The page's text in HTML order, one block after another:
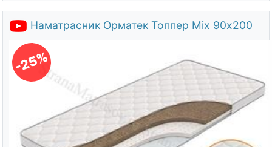
Наматрасник Орматек Топпер Mix 90х200
-25%